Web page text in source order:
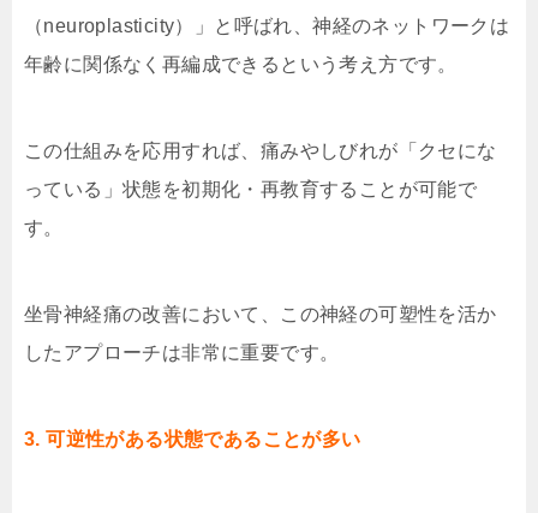
（neuroplasticity）」と呼ばれ、神経のネットワークは
年齢に関係なく再編成できるという考え方です。
この仕組みを応用すれば、痛みやしびれが「クセにな
っている」状態を初期化・再教育することが可能で
す。
坐骨神経痛の改善において、この神経の可塑性を活か
したアプローチは非常に重要です。
3. 可逆性がある状態であることが多い